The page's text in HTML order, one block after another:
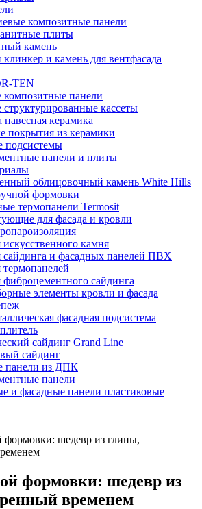
композитные панели
плиты
камень
и камень для вентфасада
TEN
композитные панели
кассеты
навесная керамика
покрытия из керамики
подсистемы
панели и плиты
облицовочный камень White Hills
формовки
термопанели Termosit
для фасада и кровли
искусственного камня
сайдинга и фасадных панелей ПВХ
термопанелей
фиброцементного сайдинга
элементы кровли и фасада
фасадная подсистема
сайдинг Grand Line
сайдинг
панели из ДПК
панели
и фасадные панели пластиковые
шедевр из глины,
формовки: шедевр из
временем